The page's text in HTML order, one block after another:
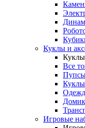
Куклы и
Куклы
Все
Игровые